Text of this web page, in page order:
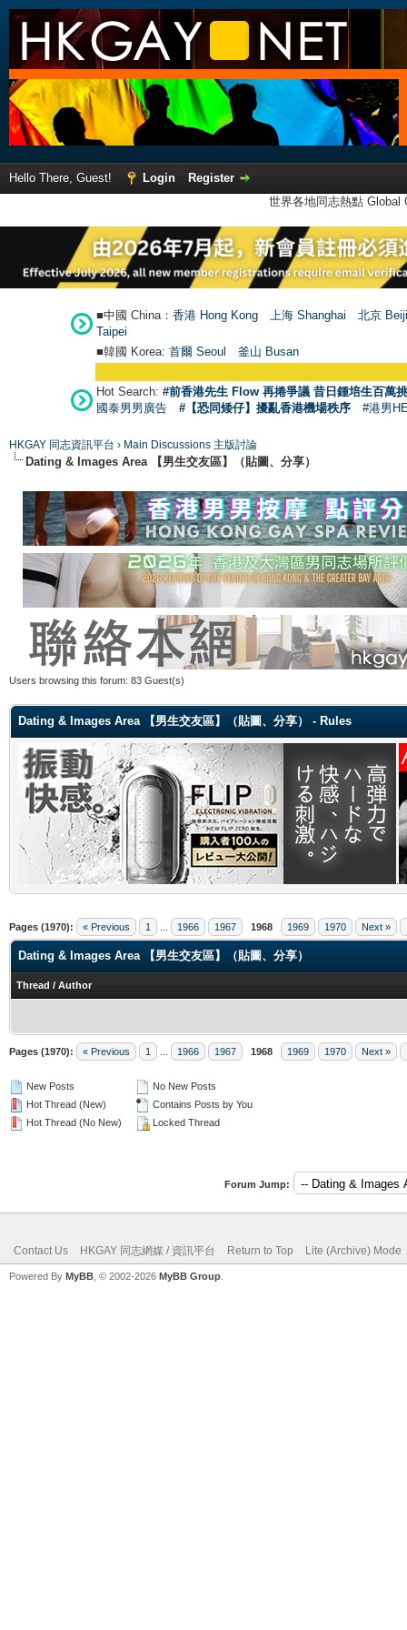
Hello There, Guest! Login
Register
世界各地同志熱點
■中國 China： 香港 Hong Kong 上海 Shanghai
北京
Taipei
■韓國 Korea: 首爾 Seoul 釜山 Busan
Hot Search: #前香港先生 Flow 再捲爭議 昔日鍾培生百萬
國泰男男廣告
#【恐同矮仔】擾亂香港機場秩序 #港男
HKGAY 同志資訊平台 › Main Discussions 主版討論
Dating & Images Area 【男生交友區】（貼圖、分享）
Users browsing this forum: 83 Guest(s)
Dating & Images Area 【男生交友區】（貼圖、分享） - Rules
Pages (1970): « Previous 1 1966 1967 1968 1969 1970 Next »
Dating & Images Area 【男生交友區】（貼圖、分享）
Thread / Author
Pages (1970): « Previous 1 1966 1967 1968 1969 1970 Next »
New Posts
Hot Thread (New)
Hot Thread (No New)
No New Posts
Contains Posts by You
Locked Thread
Forum Jump:
Contact Us HKGAY 同志網媒 / 資訊平台 Return to Top Lite (Archive) Mode
Powered By MyBB , © 2002-2026 MyBB Group